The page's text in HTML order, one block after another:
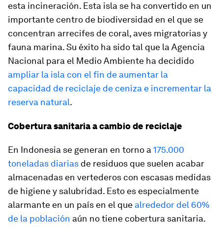
esta incineración. Esta isla se ha convertido en un
importante centro de biodiversidad en el que se
concentran arrecifes de coral, aves migratorias y
fauna marina. Su éxito ha sido tal que la Agencia
Nacional para el Medio Ambiente ha decidido
ampliar la isla con el fin de aumentar la
capacidad de reciclaje de ceniza e incrementar la
reserva natural.
Cobertura sanitaria a cambio de reciclaje
En Indonesia se generan en torno a 175.000
toneladas diarias de residuos que suelen acabar
almacenadas en vertederos con escasas medidas
de higiene y salubridad. Esto es especialmente
alarmante en un país en el que alrededor del 60%
de la población aún no tiene cobertura sanitaria.